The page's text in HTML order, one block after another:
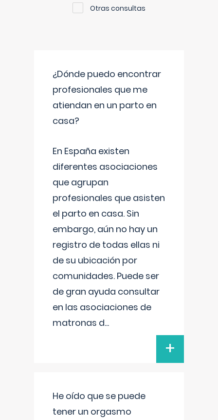
Otras consultas
¿Dónde puedo encontrar
profesionales que me
atiendan en un parto en
casa?
En España existen
diferentes asociaciones
que agrupan
profesionales que asisten
el parto en casa. Sin
embargo, aún no hay un
registro de todas ellas ni
de su ubicación por
comunidades. Puede ser
de gran ayuda consultar
en las asociaciones de
matronas d...
+
He oído que se puede
tener un orgasmo